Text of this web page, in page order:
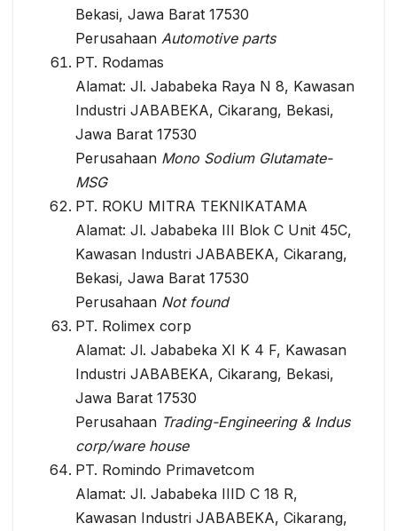
Bekasi, Jawa Barat 17530
Perusahaan Automotive parts
PT. Rodamas
Alamat: Jl. Jababeka Raya N 8, Kawasan
Industri JABABEKA, Cikarang, Bekasi,
Jawa Barat 17530
Perusahaan Mono Sodium Glutamate-
MSG
PT. ROKU MITRA TEKNIKATAMA
Alamat: Jl. Jababeka III Blok C Unit 45C,
Kawasan Industri JABABEKA, Cikarang,
Bekasi, Jawa Barat 17530
Perusahaan Not found
PT. Rolimex corp
Alamat: Jl. Jababeka XI K 4 F, Kawasan
Industri JABABEKA, Cikarang, Bekasi,
Jawa Barat 17530
Perusahaan Trading-Engineering & Indus
corp/ware house
PT. Romindo Primavetcom
Alamat: Jl. Jababeka IIID C 18 R,
Kawasan Industri JABABEKA, Cikarang,